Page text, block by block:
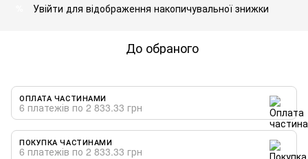
Увійти для відображення накопичувальної знижки
До обраного
ОПЛАТА ЧАСТИНАМИ
6 платежів по 2 833.33 грн
ПОКУПКА ЧАСТИНАМИ
6 платежів по 2 833.33 грн